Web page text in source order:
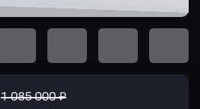
1 085 000 ₽